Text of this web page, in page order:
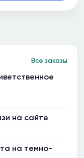
Все заказы
на сайте
на темно-